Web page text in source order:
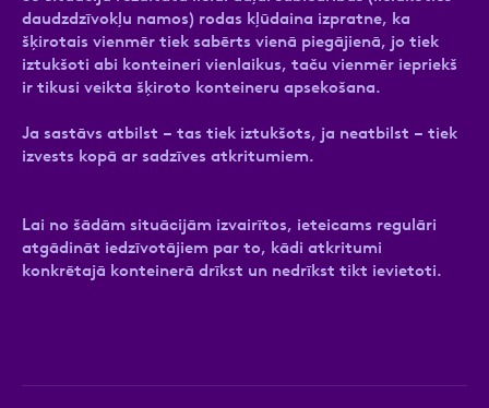
daudzdzīvokļu namos) rodas kļūdaina izpratne, ka
šķirotais vienmēr tiek sabērts vienā piegājienā, jo tiek
iztukšoti abi konteineri vienlaikus, taču vienmēr iepriekš
ir tikusi veikta šķiroto konteineru apsekošana.
Ja sastāvs atbilst – tas tiek iztukšots, ja neatbilst – tiek
izvests kopā ar sadzīves atkritumiem.
Lai no šādām situācijām izvairītos, ieteicams regulāri
atgādināt iedzīvotājiem par to, kādi atkritumi
konkrētajā konteinerā drīkst un nedrīkst tikt ievietoti.